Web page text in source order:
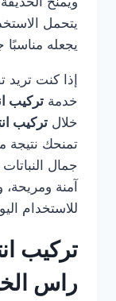
يتحمل
يجعله
إذا كنت
خدمة تركيب
خلال تركيب
تمنحك نتيجة
جمال
آمنة ومريحة،
للاستخدام
تركيب
راس